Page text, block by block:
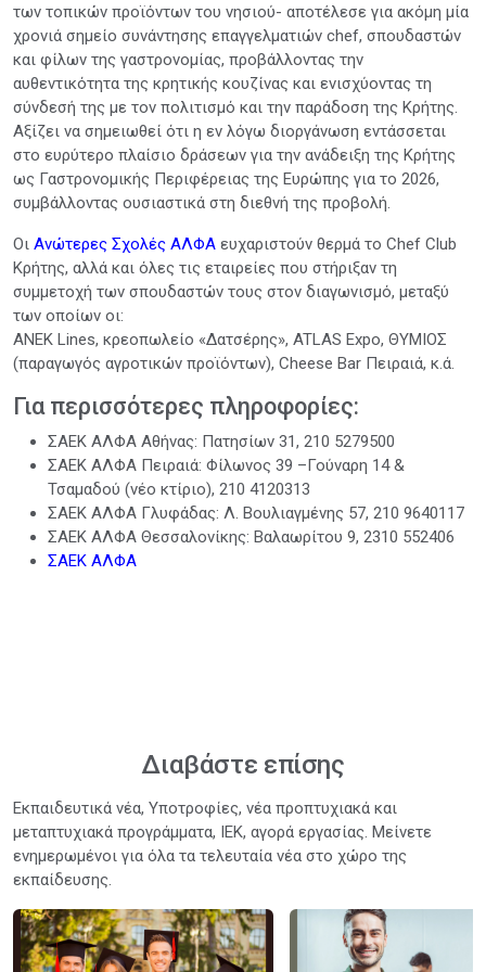
των τοπικών προϊόντων του νησιού- αποτέλεσε για ακόμη μία
χρονιά σημείο συνάντησης επαγγελματιών chef, σπουδαστών
και φίλων της γαστρονομίας, προβάλλοντας την
αυθεντικότητα της κρητικής κουζίνας και ενισχύοντας τη
σύνδεσή της με τον πολιτισμό και την παράδοση της Κρήτης.
Αξίζει να σημειωθεί ότι η εν λόγω διοργάνωση εντάσσεται
στο ευρύτερο πλαίσιο δράσεων για την ανάδειξη της Κρήτης
ως Γαστρονομικής Περιφέρειας της Ευρώπης για το 2026,
συμβάλλοντας ουσιαστικά στη διεθνή της προβολή.
Οι Ανώτερες Σχολές ΑΛΦΑ ευχαριστούν θερμά το Chef Club
Κρήτης, αλλά και όλες τις εταιρείες που στήριξαν τη
συμμετοχή των σπουδαστών τους στον διαγωνισμό, μεταξύ
των οποίων οι:
ANEK Lines, κρεοπωλείο «Δατσέρης», ATLAS Expo, ΘΥΜΙΟΣ
(παραγωγός αγροτικών προϊόντων), Cheese Bar Πειραιά, κ.ά.
Για περισσότερες πληροφορίες:
ΣΑΕΚ ΑΛΦΑ Αθήνας: Πατησίων 31, 210 5279500
ΣΑΕΚ ΑΛΦΑ Πειραιά: Φίλωνος 39 –Γούναρη 14 &
Τσαμαδού (νέο κτίριο), 210 4120313
ΣΑΕΚ ΑΛΦΑ Γλυφάδας: Λ. Βουλιαγμένης 57, 210 9640117
ΣΑΕΚ ΑΛΦΑ Θεσσαλονίκης: Βαλαωρίτου 9, 2310 552406
ΣΑΕΚ ΑΛΦΑ
Διαβάστε επίσης
Εκπαιδευτικά νέα, Υποτροφίες, νέα προπτυχιακά και
μεταπτυχιακά προγράμματα, ΙΕΚ, αγορά εργασίας. Μείνετε
ενημερωμένοι για όλα τα τελευταία νέα στο χώρο της
εκπαίδευσης.